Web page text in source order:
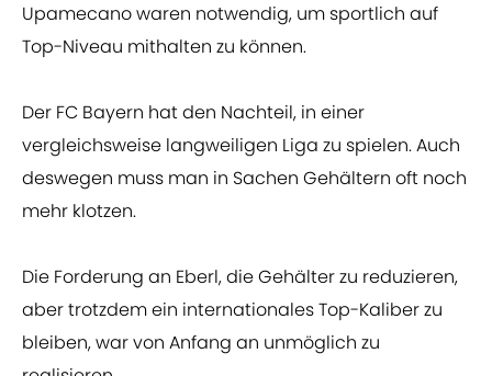
Upamecano waren notwendig, um sportlich auf
Top-Niveau mithalten zu können.
Der FC Bayern hat den Nachteil, in einer
vergleichsweise langweiligen Liga zu spielen. Auch
deswegen muss man in Sachen Gehältern oft noch
mehr klotzen.
Die Forderung an Eberl, die Gehälter zu reduzieren,
aber trotzdem ein internationales Top-Kaliber zu
bleiben, war von Anfang an unmöglich zu